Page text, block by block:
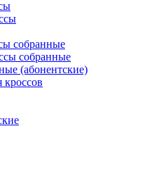
собранные
собранные
(абонентские)
кроссов